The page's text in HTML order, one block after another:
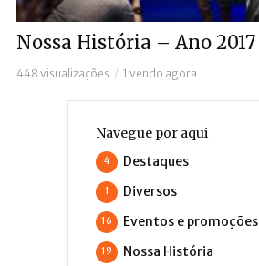
Nossa História – Ano 2017
448 visualizações 1 vendo agora
Navegue por aqui
Destaques
4
Diversos
1
Eventos e promoções
16
Nossa História
19